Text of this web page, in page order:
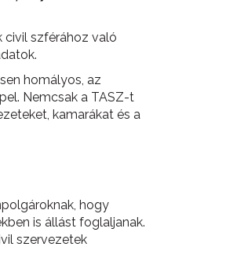
civil szférához való
homályos, az
Nemcsak a TASZ-t
kamarákat és a
hogy
is állást foglaljanak.
szervezetek